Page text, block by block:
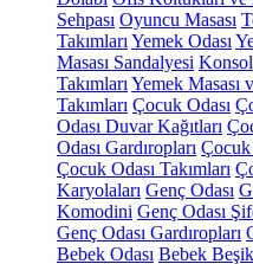
Sehpası Oyuncu Masası
Takımları Yemek Odası
Masası Sandalyesi Konsol
Takımları Yemek Masası
Takımları Çocuk Odası
Odası Duvar Kağıtları
Odası Gardıropları Çocuk
Çocuk Odası Takımları
Karyolaları Genç Odası
Komodini Genç Odası
Genç Odası Gardıropları
Bebek Odası Bebek